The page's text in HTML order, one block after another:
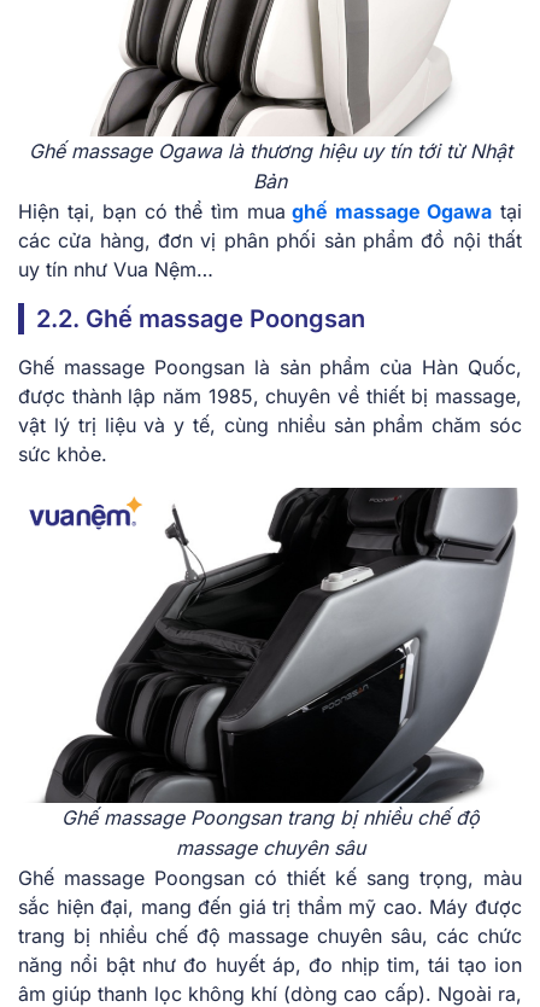
Ghế massage Ogawa là thương hiệu uy tín tới từ Nhật
Bản
Hiện tại, bạn có thể tìm mua ghế massage Ogawa tại
các cửa hàng, đơn vị phân phối sản phẩm đồ nội thất
uy tín như Vua Nệm…
2.2. Ghế massage Poongsan
Ghế massage Poongsan là sản phẩm của Hàn Quốc,
được thành lập năm 1985, chuyên về thiết bị massage,
vật lý trị liệu và y tế, cùng nhiều sản phẩm chăm sóc
sức khỏe.
Ghế massage Poongsan trang bị nhiều chế độ
massage chuyên sâu
Ghế massage Poongsan có thiết kế sang trọng, màu
sắc hiện đại, mang đến giá trị thẩm mỹ cao. Máy được
trang bị nhiều chế độ massage chuyên sâu, các chức
năng nổi bật như đo huyết áp, đo nhịp tim, tái tạo ion
âm giúp thanh lọc không khí (dòng cao cấp). Ngoài ra,